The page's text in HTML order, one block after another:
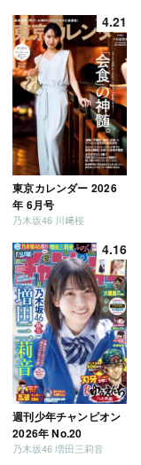
4.21
東京カレンダー 2026
年 6月号
乃木坂46 川﨑桜
4.16
週刊少年チャンピオン
2026年 No.20
乃木坂46 増田三莉音